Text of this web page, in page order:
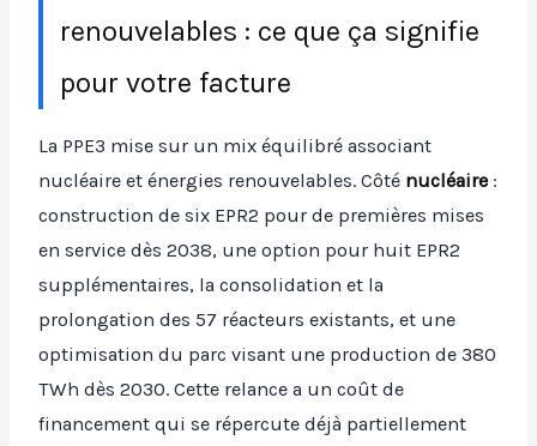
renouvelables : ce que ça signifie
pour votre facture
La PPE3 mise sur un mix équilibré associant
nucléaire et énergies renouvelables. Côté nucléaire :
construction de six EPR2 pour de premières mises
en service dès 2038, une option pour huit EPR2
supplémentaires, la consolidation et la
prolongation des 57 réacteurs existants, et une
optimisation du parc visant une production de 380
TWh dès 2030. Cette relance a un coût de
financement qui se répercute déjà partiellement